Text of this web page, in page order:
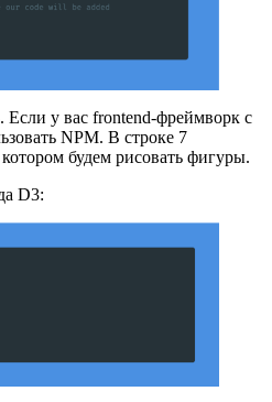
у вас frontend-фреймворк с
NPM. В строке 7
будем рисовать фигуры.
D3: